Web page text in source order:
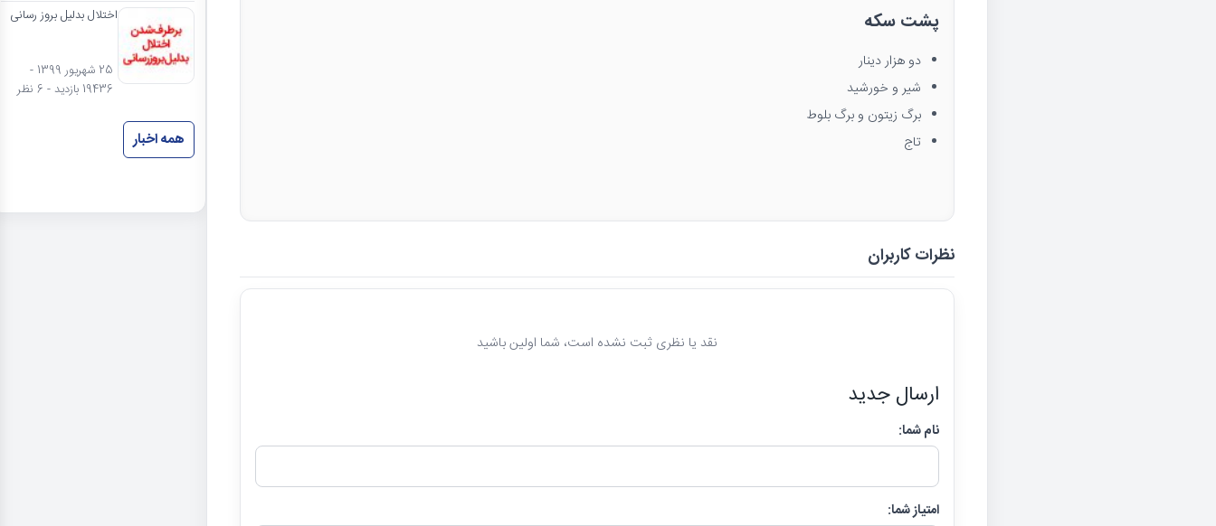
پشت سکه
دو هزار دینار
شیر و خورشید
برگ زیتون و برگ بلوط
تاج
نظرات کاربران
نقد یا نظری ثبت نشده است، شما اولین باشید
ارسال جدید
نام شما:
امتیاز شما:
اختلال بدلیل بروز رسانی
25 شهریور 1399 -
19436 بازدید - 6 نظر
همه اخبار